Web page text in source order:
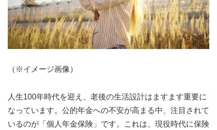
（※イメージ画像）
人生100年時代を迎え、老後の生活設計はますます重要に
なっています。公的年金への不安が高まる中、注目されて
いるのが「個人年金保険」です。これは、現役時代に保険